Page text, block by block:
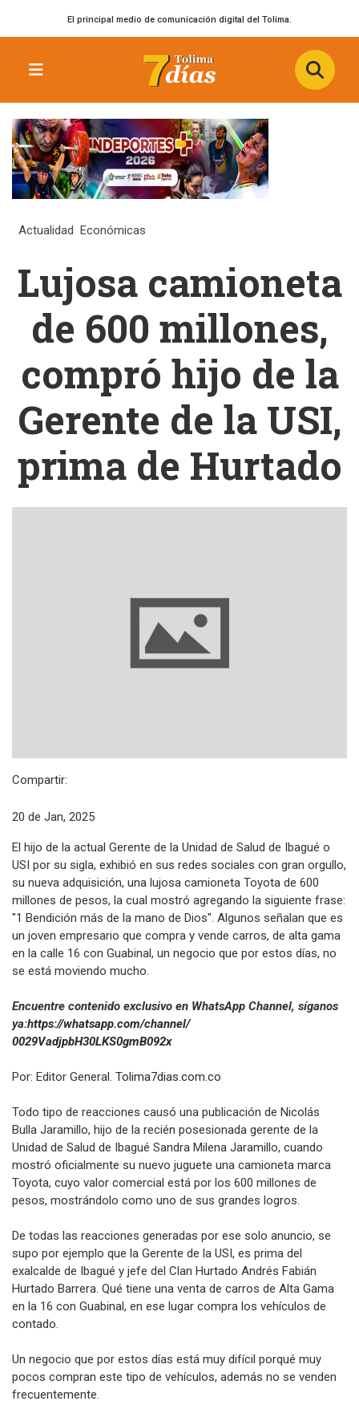
El principal medio de comunicación digital del Tolima.
Actualidad Económicas
Lujosa camioneta
de 600 millones,
compró hijo de la
Gerente de la USI,
prima de Hurtado
Compartir:
20 de Jan, 2025
El hijo de la actual Gerente de la Unidad de Salud de Ibagué o
USI por su sigla, exhibió en sus redes sociales con gran orgullo,
su nueva adquisición, una lujosa camioneta Toyota de 600
millones de pesos, la cual mostró agregando la siguiente frase:
"1 Bendición más de la mano de Dios". Algunos señalan que es
un joven empresario que compra y vende carros, de alta gama
en la calle 16 con Guabinal, un negocio que por estos días, no
se está moviendo mucho.
Encuentre contenido exclusivo en WhatsApp Channel, síganos
ya:https://whatsapp.com/channel/
0029VadjpbH30LKS0gmB092x
Por: Editor General. Tolima7dias.com.co
Todo tipo de reacciones causó una publicación de Nicolás
Bulla Jaramillo, hijo de la recién posesionada gerente de la
Unidad de Salud de Ibagué Sandra Milena Jaramillo, cuando
mostró oficialmente su nuevo juguete una camioneta marca
Toyota, cuyo valor comercial está por los 600 millones de
pesos, mostrándolo como uno de sus grandes logros.
De todas las reacciones generadas por ese solo anuncio, se
supo por ejemplo que la Gerente de la USI, es prima del
exalcalde de Ibagué y jefe del Clan Hurtado Andrés Fabián
Hurtado Barrera. Qué tiene una venta de carros de Alta Gama
en la 16 con Guabinal, en ese lugar compra los vehículos de
contado.
Un negocio que por estos días está muy difícil porqué muy
pocos compran este tipo de vehículos, además no se venden
frecuentemente.